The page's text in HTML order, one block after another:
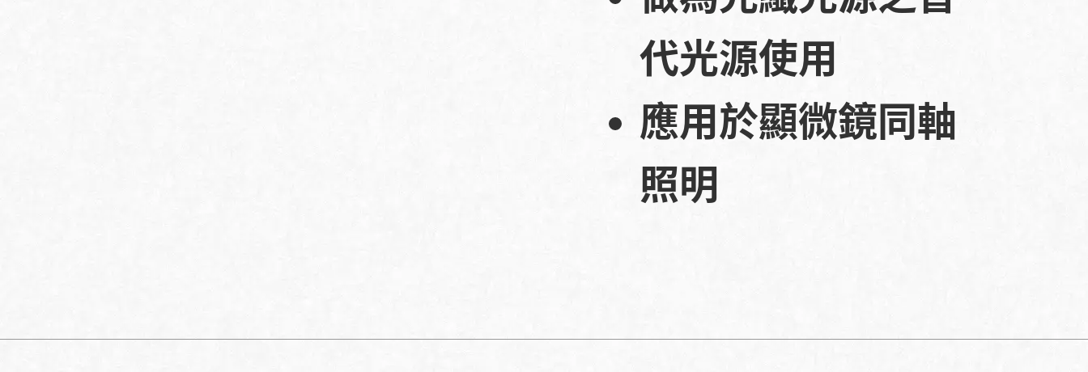
代光源使用
應用於顯微鏡同軸
照明